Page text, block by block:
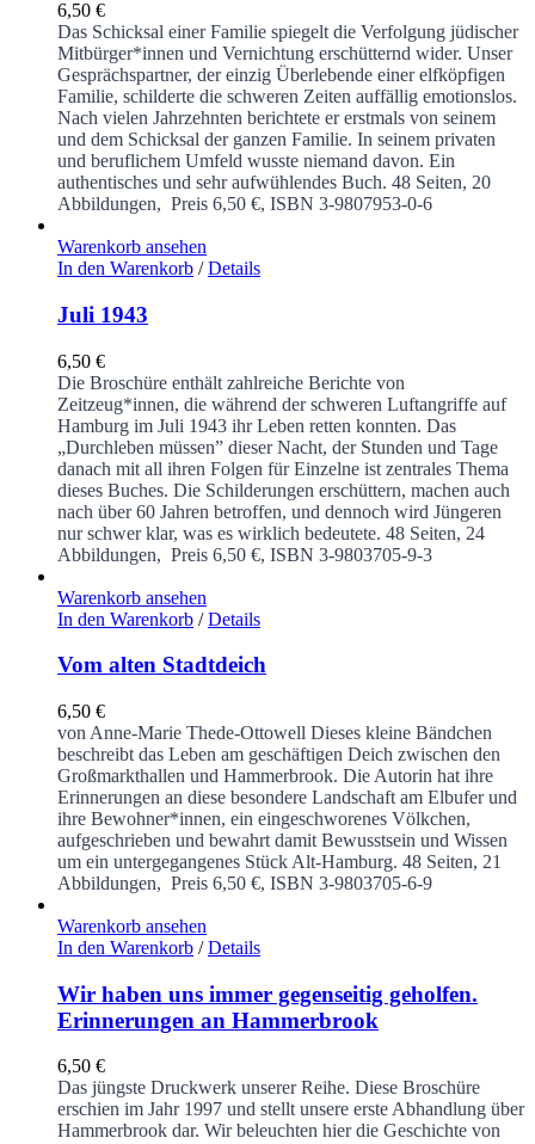
6,50 €
Das Schicksal einer Familie spiegelt die Verfolgung jüdischer
Mitbürger*innen und Vernichtung erschütternd wider. Unser
Gesprächspartner, der einzig Überlebende einer elfköpfigen
Familie, schilderte die schweren Zeiten auffällig emotionslos.
Nach vielen Jahrzehnten berichtete er erstmals von seinem
und dem Schicksal der ganzen Familie. In seinem privaten
und beruflichem Umfeld wusste niemand davon. Ein
authentisches und sehr aufwühlendes Buch. 48 Seiten, 20
Abbildungen, Preis 6,50 €, ISBN 3-9807953-0-6
Warenkorb ansehen
In den Warenkorb / Details
Juli 1943
6,50 €
Die Broschüre enthält zahlreiche Berichte von
Zeitzeug*innen, die während der schweren Luftangriffe auf
Hamburg im Juli 1943 ihr Leben retten konnten. Das
„Durchleben müssen” dieser Nacht, der Stunden und Tage
danach mit all ihren Folgen für Einzelne ist zentrales Thema
dieses Buches. Die Schilderungen erschüttern, machen auch
nach über 60 Jahren betroffen, und dennoch wird Jüngeren
nur schwer klar, was es wirklich bedeutete. 48 Seiten, 24
Abbildungen, Preis 6,50 €, ISBN 3-9803705-9-3
Warenkorb ansehen
In den Warenkorb / Details
Vom alten Stadtdeich
6,50 €
von Anne-Marie Thede-Ottowell Dieses kleine Bändchen
beschreibt das Leben am geschäftigen Deich zwischen den
Großmarkthallen und Hammerbrook. Die Autorin hat ihre
Erinnerungen an diese besondere Landschaft am Elbufer und
ihre Bewohner*innen, ein eingeschworenes Völkchen,
aufgeschrieben und bewahrt damit Bewusstsein und Wissen
um ein untergegangenes Stück Alt-Hamburg. 48 Seiten, 21
Abbildungen, Preis 6,50 €, ISBN 3-9803705-6-9
Warenkorb ansehen
In den Warenkorb / Details
Wir haben uns immer gegenseitig geholfen.
Erinnerungen an Hammerbrook
6,50 €
Das jüngste Druckwerk unserer Reihe. Diese Broschüre
erschien im Jahr 1997 und stellt unsere erste Abhandlung über
Hammerbrook dar. Wir beleuchten hier die Geschichte von